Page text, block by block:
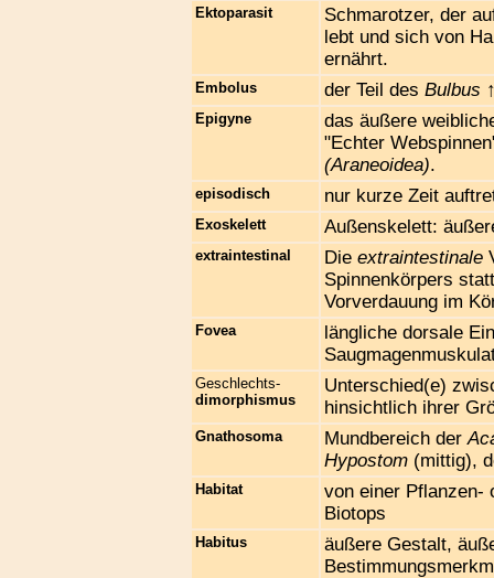
Ektoparasit
Schmarotzer, der
lebt und sich von
ernährt.
Embolus der Teil des Bulbus
Epigyne
das äußere
"Echter
(Araneoidea).
episodisch nur kurze Zeit
Exoskelett Außenskelett:
extraintestinal Die extraintestinale
Spinnenkörpers
Vorverdauung im
Fovea
längliche dorsale
Geschlechts-
dimorphismus
Unterschied(e)
hinsichtlich ihrer
Gnathosoma Mundbereich der
Hypostom (mittig),
Habitat
von einer Pflanzen-
Biotops
Habitus
äußere Gestalt,